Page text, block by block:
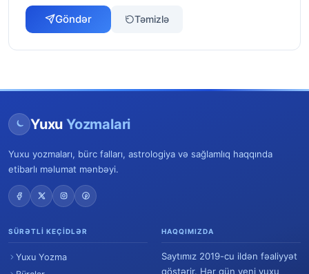
Göndər Təmizlə
Yuxu Yozmalari
Yuxu yozmaları, bürc falları, astrologiya və sağlamlıq haqqında
etibarlı məlumat mənbəyi.
SÜRƏTLI KEÇIDLƏR
Yuxu Yozma
HAQQIMIZDA
Saytımız 2019-cu ildən fəaliyyət
göstərir. Hər gün yeni yuxu